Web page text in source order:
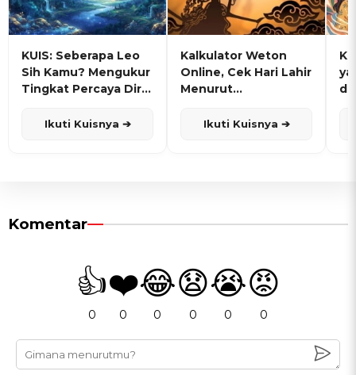
KUIS: Seberapa Leo
Sih Kamu? Mengukur
Tingkat Percaya Diri
Ikuti Kuisnya ➔
Kalkulator Weton
Online, Cek Hari Lahir
Menurut
Ikuti Kuisnya ➔
Komentar
👍
0
❤️
0
😂
0
😧
0
😭
0
😡
0